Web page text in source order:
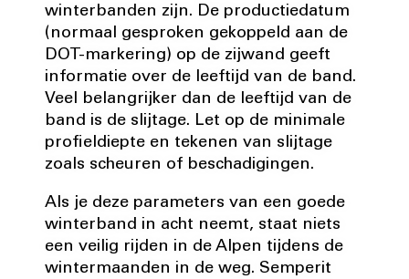
winterbanden zijn. De productiedatum
(normaal gesproken gekoppeld aan de
DOT-markering) op de zijwand geeft
informatie over de leeftijd van de band.
Veel belangrijker dan de leeftijd van de
band is de slijtage. Let op de minimale
profieldiepte en tekenen van slijtage
zoals scheuren of beschadigingen.
Als je deze parameters van een goede
winterband in acht neemt, staat niets
een veilig rijden in de Alpen tijdens de
wintermaanden in de weg. Semperit